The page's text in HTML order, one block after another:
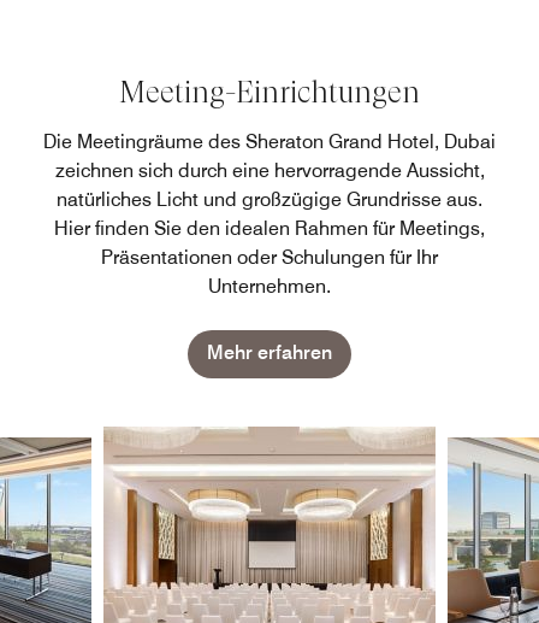
Meeting-Einrichtungen
Die Meetingräume des Sheraton Grand Hotel, Dubai
zeichnen sich durch eine hervorragende Aussicht,
natürliches Licht und großzügige Grundrisse aus.
Hier finden Sie den idealen Rahmen für Meetings,
Präsentationen oder Schulungen für Ihr
Unternehmen.
Mehr erfahren